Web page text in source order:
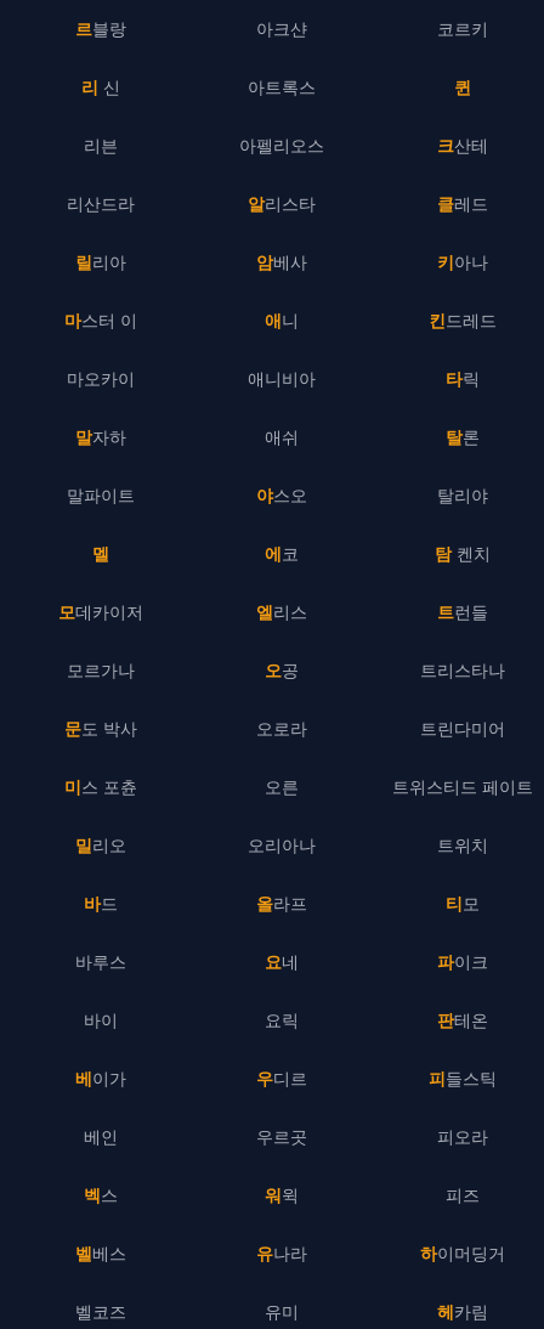
르블랑
리 신
리븐
리산드라
릴리아
마스터 이
마오카이
말자하
말파이트
멜
모데카이저
모르가나
문도 박사
미스 포츈
밀리오
바드
바루스
바이
베이가
베인
벡스
벨베스
벨코즈
아크샨
아트록스
아펠리오스
알리스타
암베사
애니
애니비아
애쉬
야스오
에코
엘리스
오공
오로라
오른
오리아나
올라프
요네
요릭
우디르
우르곳
워윅
유나라
유미
코르키
퀸
크산테
클레드
키아나
킨드레드
타릭
탈론
탈리야
탐 켄치
트런들
트리스타나
트린다미어
트위스티드 페이트
트위치
티모
파이크
판테온
피들스틱
피오라
피즈
하이머딩거
헤카림